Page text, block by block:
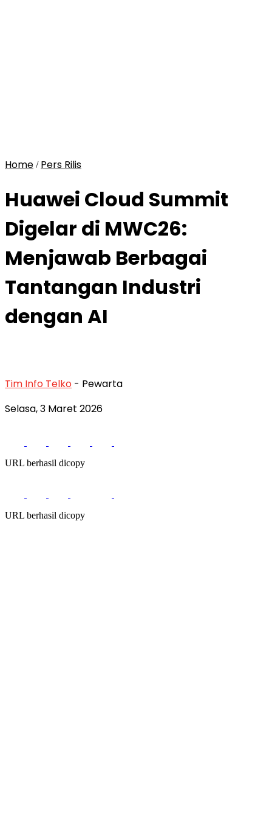
Home / Pers Rilis
Huawei Cloud Summit
Digelar di MWC26:
Menjawab Berbagai
Tantangan Industri
dengan AI
Tim Info Telko - Pewarta
Selasa, 3 Maret 2026
URL berhasil dicopy
URL berhasil dicopy